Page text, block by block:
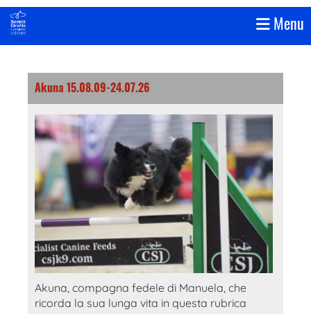
Menu
Akuna 15.08.09-24.07.26
Akuna, compagna fedele di Manuela, che
ricorda la sua lunga vita in questa rubrica